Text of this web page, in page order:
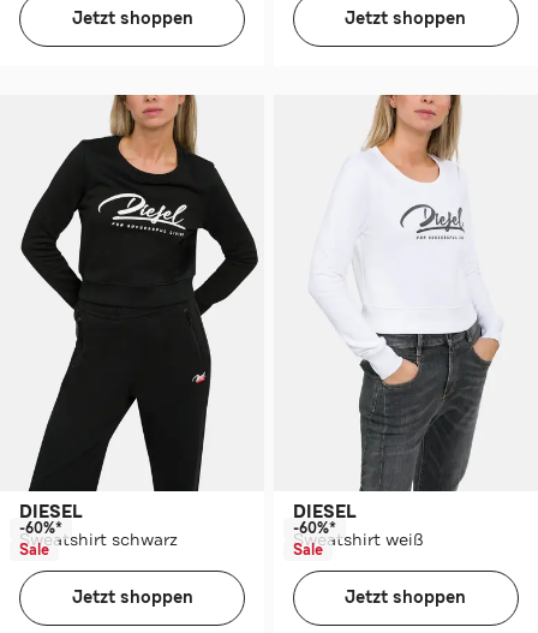
Jetzt shoppen Jetzt shoppen
DIESEL
Sweatshirt schwarz
-60%*
Sale
Jetzt shoppen
DIESEL
Sweatshirt weiß
-60%*
Sale
Jetzt shoppen